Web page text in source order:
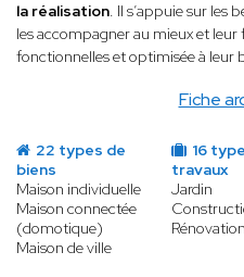
Fiche
la réalisation. Il s’appuie sur les
les accompagner au mieux et
fonctionnelles et optimisée à leur
22 types de
biens
Maison individuelle
Maison connectée
(domotique)
Maison de ville
16
travaux
Jardin
Rénovation